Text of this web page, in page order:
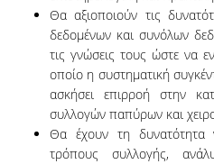
ΝΕΑ ΚΑΙ
ΕΠΙΣΤΗΜΟΝΙΚΕΣ
ΦΟΙΤΗΤΕΣ
ΨΗΦΙΑΚΕΣ ΥΠΗΡΕΣΙΕΣ
Θα αξιοποιούν τις
δεδομένων και συνόλων
τις γνώσεις τους ώστε να
οποίο η συστηματική
ασκήσει επιρροή στην
συλλογών παπύρων και
Θα έχουν τη δυνατότητα
τρόπους συλλογής,